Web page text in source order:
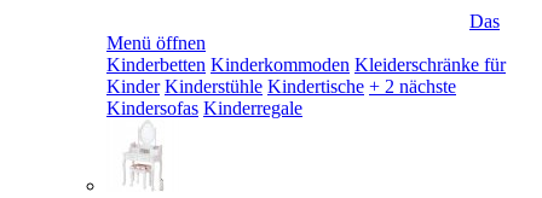
Das
Menü öffnen
Kinderbetten Kinderkommoden Kleiderschränke für
Kinder Kinderstühle Kindertische + 2 nächste
Kindersofas Kinderregale